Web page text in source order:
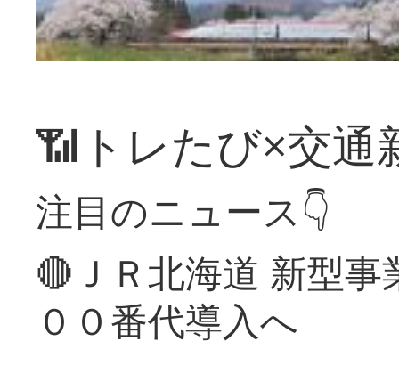
📶トレたび×交通
注目のニュース👇
🔴ＪＲ北海道 新型
００番代導入へ